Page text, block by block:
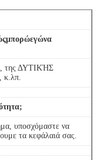
της ΔΥΤΙΚΉΣ
υποσχόμαστε να
τα κεφάλαιά σας.